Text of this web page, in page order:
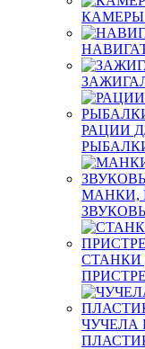
РАЦИИ
МАНКИ,
СТАНКИ
ЧУЧЕЛА